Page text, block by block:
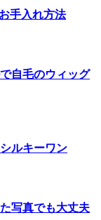
手入れ方法
自毛のウィッグ
ルキーワン
写真でも大丈夫